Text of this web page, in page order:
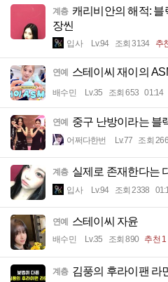
계층 캐리비안의 해적:
장씬
입사 Lv.94 조회 3134 추
연예 스테이씨 재이의
배수민 Lv.35 조회 653 01:14
연예 중구 난방이라는 블
어쩌다한번 Lv.77 조회
계층 실제로 존재한다는
입사 Lv.94 조회 2338
연예 스테이씨 자윤
배수민 Lv.35 조회 890 추천 1
계층 김풍의 후라이팬 라